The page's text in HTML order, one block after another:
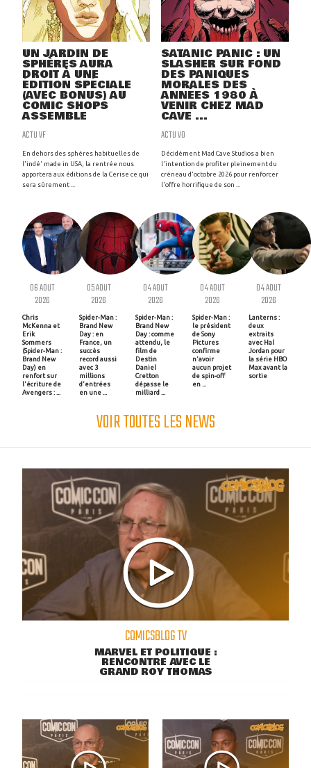
UN JARDIN DE
SPHÈRES AURA
DROIT À UNE
ÉDITION SPÉCIALE
(AVEC BONUS) AU
COMIC SHOPS
ASSEMBLE
ACTU VF
En dehors des sphères habituelles de
l'indé' made in USA, la rentrée nous
apportera aux éditions de la Cerise ce qui
sera sûrement ...
SATANIC PANIC : UN
SLASHER SUR FOND
DES PANIQUES
MORALES DES
ANNÉES 1980 À
VENIR CHEZ MAD
CAVE ...
ACTU VO
Décidément Mad Cave Studios a bien
l'intention de profiter pleinement du
créneau d'octobre 2026 pour renforcer
l'offre horrifique de son ...
06 AOUT
2026
Chris
McKenna et
Erik
Sommers
(Spider-Man :
Brand New
Day) en
renfort sur
l'écriture de
Avengers : ...
05 AOUT
2026
Spider-Man :
Brand New
Day : en
France, un
succès
record aussi
avec 3
millions
d'entrées
en une ...
04 AOUT
2026
Spider-Man :
Brand New
Day : comme
attendu, le
film de
Destin
Daniel
Cretton
dépasse le
milliard ...
04 AOUT
2026
Spider-Man :
le président
de Sony
Pictures
confirme
n'avoir
aucun projet
de spin-off
en ...
04 AOUT
2026
Lanterns :
deux
extraits
avec Hal
Jordan pour
la série HBO
Max avant la
sortie
VOIR TOUTES LES NEWS
COMICSBLOG TV
MARVEL ET POLITIQUE :
RENCONTRE AVEC LE
GRAND ROY THOMAS